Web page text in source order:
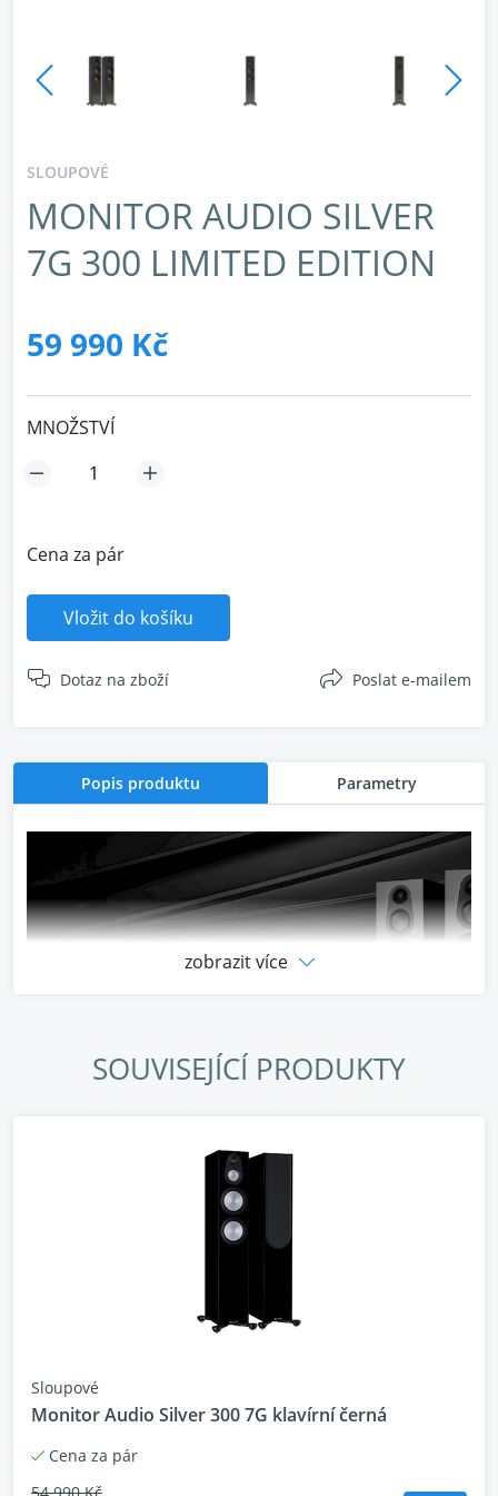
SLOUPOVÉ
MONITOR AUDIO SILVER
7G 300 LIMITED EDITION
59 990 Kč
MNOŽSTVÍ
Cena za pár
Vložit do košíku
Dotaz na zboží Poslat e-mailem
Popis produktu Parametry
MONITOR AUDIO
LIMITED EDITION
zobrazit více
SOUVISEJÍCÍ PRODUKTY
Sloupové
Monitor Audio Silver 300 7G klavírní černá
Cena za pár